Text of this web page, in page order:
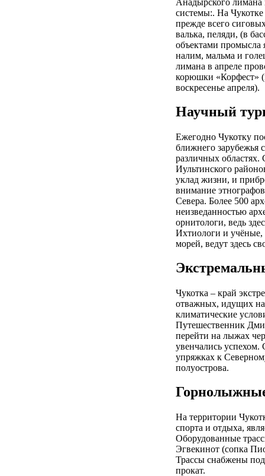
Анадырского
системы:. На
прежде всего
валька, пеляди, (в
объектами промысла
налим, мальма и
лимана в апреле
корюшки «Корфест»
воскресенье апреля).
Научный
Ежегодно Чукотку
ближнего зарубежья
различных
Иультинского
уклад жизни, и
внимание
Севера. Более 500
неизведанностью
орнитологи, ведь
Ихтиологи и учёные,
морей, ведут здесь
Чукотка – край
отважных, идущих на
климатические
Путешественник
перейти на лыжах
увенчались успехом.
упряжках к
полуострова.
На территории
спорта и отдыха,
Оборудованные
Эгвекинот (сопка
Трассы снабжены
прокат.